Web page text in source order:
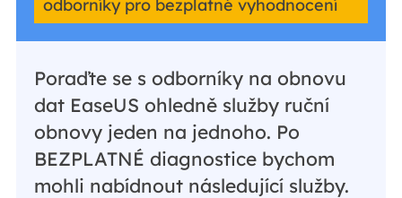
odborníky pro bezplatné vyhodnocení
Poraďte se s odborníky na obnovu
dat EaseUS ohledně služby ruční
obnovy jeden na jednoho. Po
BEZPLATNÉ diagnostice bychom
mohli nabídnout následující služby.